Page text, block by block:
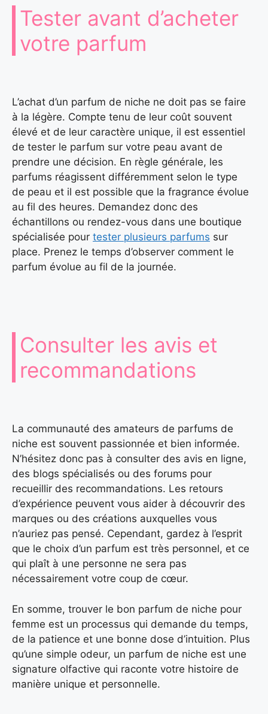
Tester avant d’acheter
votre parfum
L’achat d’un parfum de niche ne doit pas se faire
à la légère. Compte tenu de leur coût souvent
élevé et de leur caractère unique, il est essentiel
de tester le parfum sur votre peau avant de
prendre une décision. En règle générale, les
parfums réagissent différemment selon le type
de peau et il est possible que la fragrance évolue
au fil des heures. Demandez donc des
échantillons ou rendez-vous dans une boutique
spécialisée pour tester plusieurs parfums sur
place. Prenez le temps d’observer comment le
parfum évolue au fil de la journée.
Consulter les avis et
recommandations
La communauté des amateurs de parfums de
niche est souvent passionnée et bien informée.
N’hésitez donc pas à consulter des avis en ligne,
des blogs spécialisés ou des forums pour
recueillir des recommandations. Les retours
d’expérience peuvent vous aider à découvrir des
marques ou des créations auxquelles vous
n’auriez pas pensé. Cependant, gardez à l’esprit
que le choix d’un parfum est très personnel, et ce
qui plaît à une personne ne sera pas
nécessairement votre coup de cœur.
En somme, trouver le bon parfum de niche pour
femme est un processus qui demande du temps,
de la patience et une bonne dose d’intuition. Plus
qu’une simple odeur, un parfum de niche est une
signature olfactive qui raconte votre histoire de
manière unique et personnelle.